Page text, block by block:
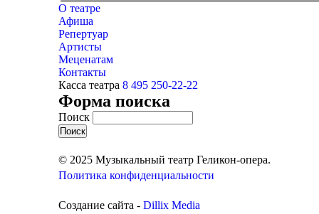
О театре
Афиша
Репертуар
Артисты
Меценатам
Контакты
Касса театра 8 495 250-22-22
Форма поиска
Поиск
© 2025 Музыкальный театр Геликон-опера.
Политика конфиденциальности
Создание сайта - Dillix Media